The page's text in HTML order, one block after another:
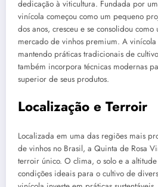
dedicação à viticultura. Fundada por
vinícola começou como um pequeno
dos anos, cresceu e se consolidou
mercado de vinhos premium. A vinícola
mantendo práticas tradicionais de
também incorpora técnicas modernas
superior de seus produtos.
Localização e Terroir
Localizada em uma das regiões mais
de vinhos no Brasil, a Quinta de Rosa
terroir único. O clima, o solo e a
condições ideais para o cultivo de